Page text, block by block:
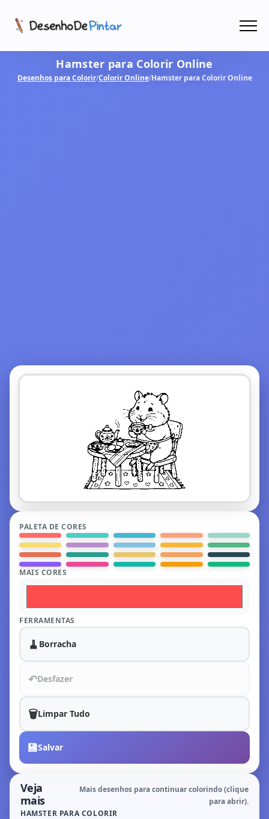
Coletâneas de Desenhos - PDF
Hamster para Colorir Online
Desenhos para Colorir/Colorir Online/Hamster para Colorir Online
PALETA DE CORES
MAIS CORES
FERRAMENTAS
🧹 Borracha
↶Desfazer
🗑️Limpar Tudo
💾Salvar
Veja
mais
Mais desenhos para continuar colorindo (clique
para abrir).
HAMSTER PARA COLORIR